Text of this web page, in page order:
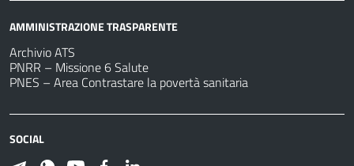
AMMINISTRAZIONE TRASPARENTE
Archivio ATS
PNRR – Missione 6 Salute
PNES – Area Contrastare la povertà sanitaria
SOCIAL